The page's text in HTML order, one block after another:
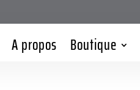
A propos Boutique